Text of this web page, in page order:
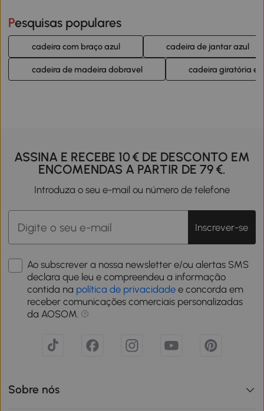
Pesquisas populares
cadeira com braço azul cadeira de jantar azul
cadeira de madeira dobravel cadeira giratória
ASSINA E RECEBE 10 € DE DESCONTO EM
ENCOMENDAS A PARTIR DE 79 €.
Introduza o seu e-mail ou número de telefone
Inscrever-se
Ao subscrever a nossa newsletter e/ou alertas SMS
declara que leu e compreendeu a informação
contida na política de privacidade e concorda em
receber comunicações comerciais personalizadas
da AOSOM.
Sobre nós